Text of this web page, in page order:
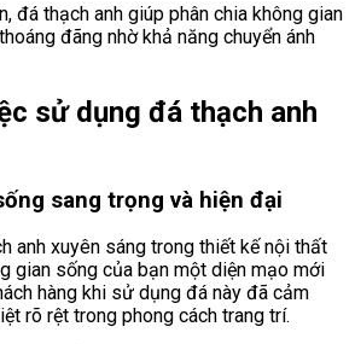
đá thạch anh giúp phân chia không gian
đãng nhờ khả năng chuyển ánh
sử dụng đá thạch anh
sang trọng và hiện đại
anh xuyên sáng trong thiết kế nội thất
gian sống của bạn một diện mạo mới
hàng khi sử dụng đá này đã cảm
rõ rệt trong phong cách trang trí.